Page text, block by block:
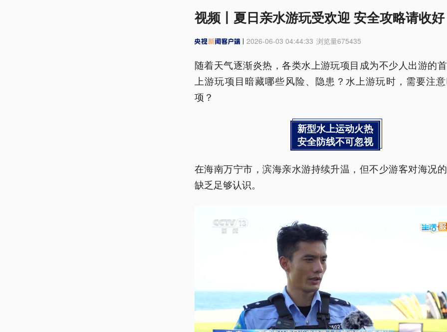
视频丨夏日亲水游玩受欢迎 安全攻略请收好
2026-06-03 04:44:33 浏览量675435
随着天气逐渐炎热，各类水上游玩项目成为不少人出游的
上游玩项目暗藏哪些风险、隐患？水上游玩时，需要注
项？
新型水上运动火热
安全防线不可忽视
在海南万宁市，滨海亲水游持续升温，但不少游客对海况
缺乏足够认识。